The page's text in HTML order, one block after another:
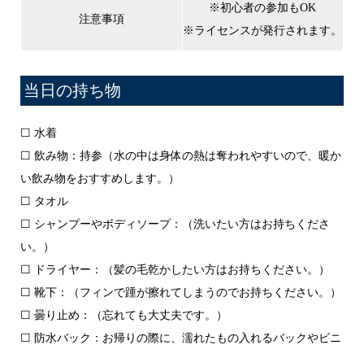
注意事項
※初心者の参加もOK
※ライセンスが発行されます。
当日の持ち物
☐ 水着
☐ 飲み物：持参（水の中は身体の熱は奪われやすいので、暖か
い飲み物をおすすめします。）
☐ タオル
☐ シャンプーやボディソープ：（洗いたい方はお持ちくださ
い。）
☐ ドライヤー：（髪の毛乾かしたい方はお持ちください。）
☐ 靴下：（フィンで踵が擦れてしまうのでお持ちください。）
☐ 曇り止め：（忘れても大丈夫です。）
☐ 防水バック：お帰りの際に、濡れたもの入れるバックやビニ